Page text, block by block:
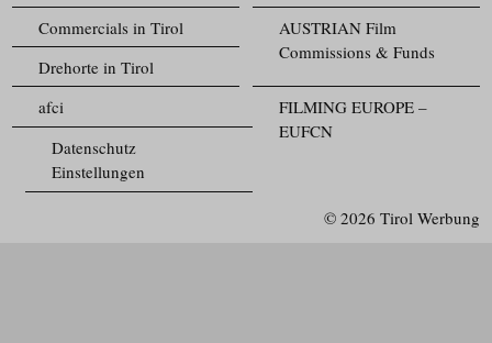
Commercials in Tirol
AUSTRIAN Film
Commissions & Funds
Drehorte in Tirol
FILMING EUROPE –
EUFCN
afci
Datenschutz
Einstellungen
© 2026 Tirol Werbung